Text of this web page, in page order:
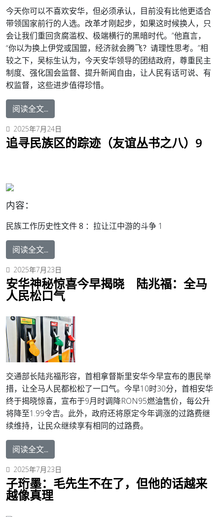
今天你可以不喜欢安华，但必须承认，目前没有比他更适合
带领国家前行的人选。改革才刚起步，如果这时候换人，只
会让我们重回贪腐滥权、极端横行的黑暗时代。”他直言，
“你以为换上伊党或国盟，经济就会腾飞？请理性思考。”相
较之下，吴标生认为，今天安华领导的团结政府，尊重民主
制度、强化国会监督、提升新闻自由，让人民有话可说、有
权监督，这些进步值得珍惜。
阅读全文...
2025年7月24日
追寻民族区的踪迹（友谊丛书之八）9
内容：
民族工作历史性文件 8 ： 拉让江中游的斗争 1
阅读全文...
2025年7月23日
安华神秘惊喜今早揭晓 陆兆福：全马
人民松口气
交通部长陆兆福形容，首相拿督斯里安华今早宣布的惠民举
措，让全马人民都松松了一口气。 今早10时30分，首相安华
终于揭晓惊喜，宣布于9月时调降RON95燃油售价，每公升
将降至1.99令吉。 此外，政府还将原定今年调涨的过路费继
续维持，让民众继续享有相同的过路费。
阅读全文...
2025年7月23日
子珩墨：毛先生不在了，但他的话越来
越像真理